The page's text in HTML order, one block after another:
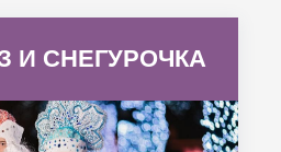
И СНЕГУРОЧКА